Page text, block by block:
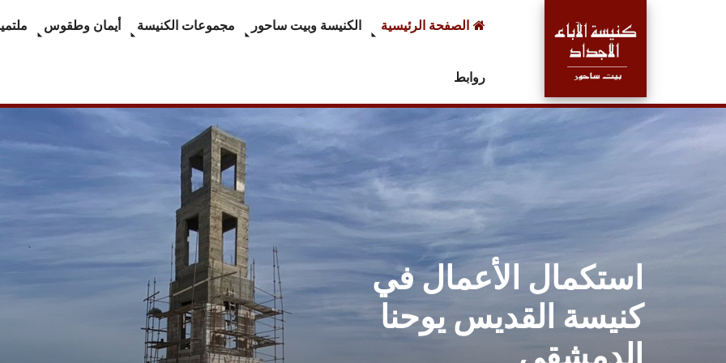
الصفحة الرئيسية الكنيسة وبيت ساحور مجموعات الكنيسة أيمان وطقوس
روابط
استكمال الأعمال في
كنيسة القديس يوحنا